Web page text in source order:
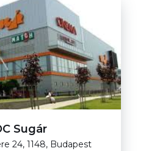
Sugár
24, 1148, Budapest